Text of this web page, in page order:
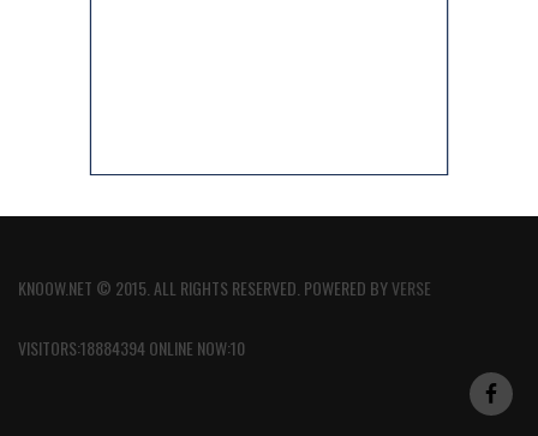
KNOOW.NET © 2015. ALL RIGHTS RESERVED. POWERED BYVERSE
VISITORS:18884394 ONLINE NOW:10